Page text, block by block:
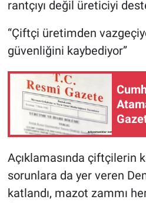
rantçıyı değil üreticiyi
“Çiftçi üretimden
güvenliğini kaybediyor”
Açıklamasında çiftçilerin
sorunlara da yer veren
katlandı, mazot zammı